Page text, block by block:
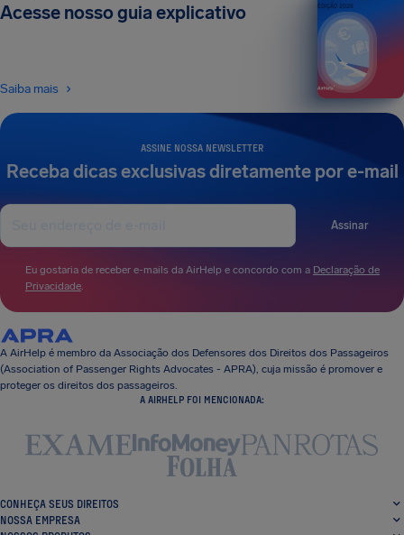
ASSINE NOSSA NEWSLETTER
Receba dicas exclusivas diretamente por e-mail
Assinar
Eu gostaria de receber e-mails da AirHelp e concordo com a Declaração de
Privacidade.
Acesse nosso guia explicativo
Saiba mais
EDIÇÃO 2026
A AirHelp é membro da Associação dos Defensores dos Direitos dos Passageiros
(Association of Passenger Rights Advocates - APRA), cuja missão é promover e
proteger os direitos dos passageiros.
A AIRHELP FOI MENCIONADA:
CONHEÇA SEUS DIREITOS
NOSSA EMPRESA